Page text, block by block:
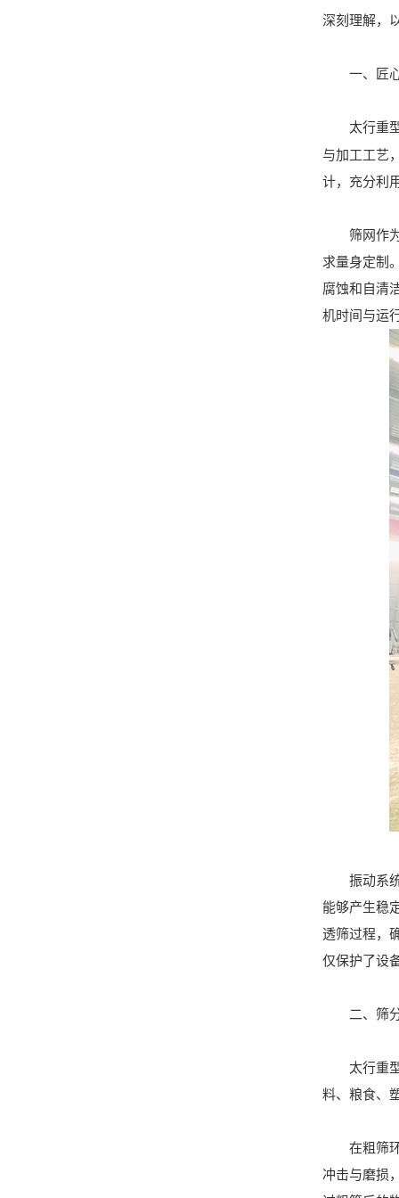
深刻理解，
一、匠心
太行重
与加工工艺
计，充分利
筛网作为
求量身定制
腐蚀和自清
机时间与运
振动系统
能够产生稳
透筛过程，
仅保护了设
二、筛分
太行重型
料、粮食、
在粗筛环
冲击与磨损